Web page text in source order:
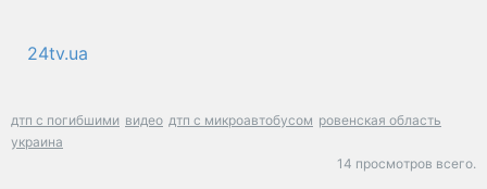
24tv.ua
дтп с погибшими видео дтп с микроавтобусом ровенская область
украина
14 просмотров всего.